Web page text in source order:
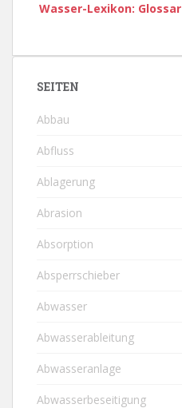
Wasser-Lexikon: Glossar
SEITEN
Abbau
Abfluss
Ablagerung
Abrasion
Absorption
Absperrschieber
Abwasser
Abwasserableitung
Abwasseranlage
Abwasserbeseitigung